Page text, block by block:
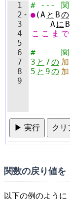
1
2
3
4
5
6
7
8
9
# --- 関
●(A と Bの
Aに B
こ こ ま で
# ---
関
3 と 7の 加
5 と 9の 加
▶ 実行 クリ
関数の戻り値を
以下の例のよう